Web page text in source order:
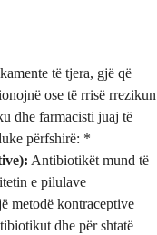
të tjera, gjë që
ose të rrisë rrezikun
dhe farmacisti juaj të
përfshirë: *
Antibiotikët mund të
e pilulave
metodë kontraceptive
dhe për shtatë